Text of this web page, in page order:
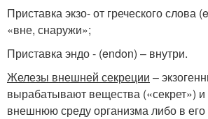
Приставка экзо- от греческого слова
«вне, снаружи»;
Приставка эндо - (endon) – внутри.
Железы внешней секреции –
вырабатывают вещества («секрет»)
внешнюю среду организма либо в его